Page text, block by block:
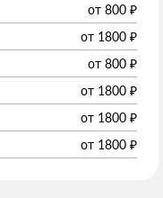
от 800 ₽
от 1800 ₽
от 800 ₽
от 1800 ₽
от 1800 ₽
от 1800 ₽